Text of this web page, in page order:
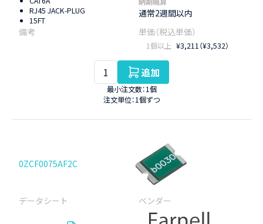
RJ45 JACK-PLUG
15FT
通常2週間以内
1個以上 ¥3,211（¥3,532）
追加
最小注文数：1個
注文単位：1個ずつ
0ZCF0075AF2C